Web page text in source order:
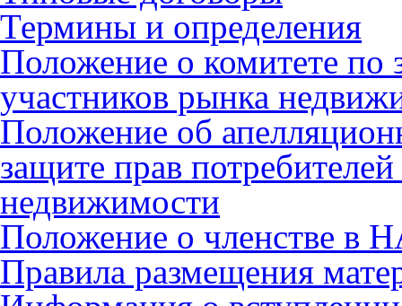
Термины и определения
Положение о комитете по
участников рынка
Положение об
защите прав
недвижимости
Положение о членстве в
Правила размещения